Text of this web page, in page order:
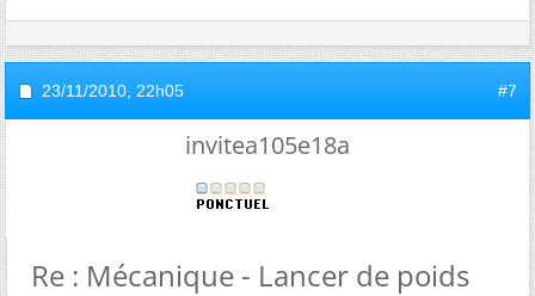
23/11/2010, 22h05 #7
invitea105e18a
Re : Mécanique - Lancer de poids